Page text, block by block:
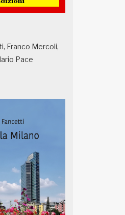
Franco Mercoli,
Pace